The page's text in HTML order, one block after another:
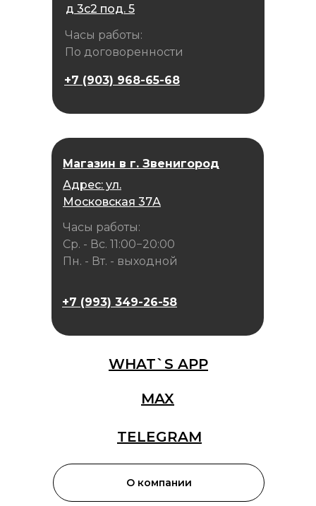
д 3с2 под. 5
Часы работы:
По договоренности
О компании
MAX
TELEGRAM
WHAT`S APP
Часы работы:
Ср. - Вс. 11:00−20:00
Пн. - Вт. - выходной
Магазин в г. Звенигород
Адрес: ул.
Московская 37А
+7 (993) 349-26-58
+7 (903) 968-65-68